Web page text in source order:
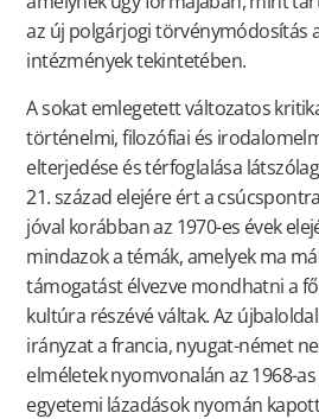
az új polgárjogi törvénymódosítás
intézmények tekintetében.
A sokat emlegetett változatos
történelmi, filozófiai és
elterjedése és térfoglalása
21. század elejére ért a
jóval korábban az 1970-es évek
mindazok a témák, amelyek ma
támogatást élvezve mondhatni a
kultúra részévé váltak. Az
irányzat a francia, nyugat-német
elméletek nyomvonalán az 1968-
egyetemi lázadások nyomán